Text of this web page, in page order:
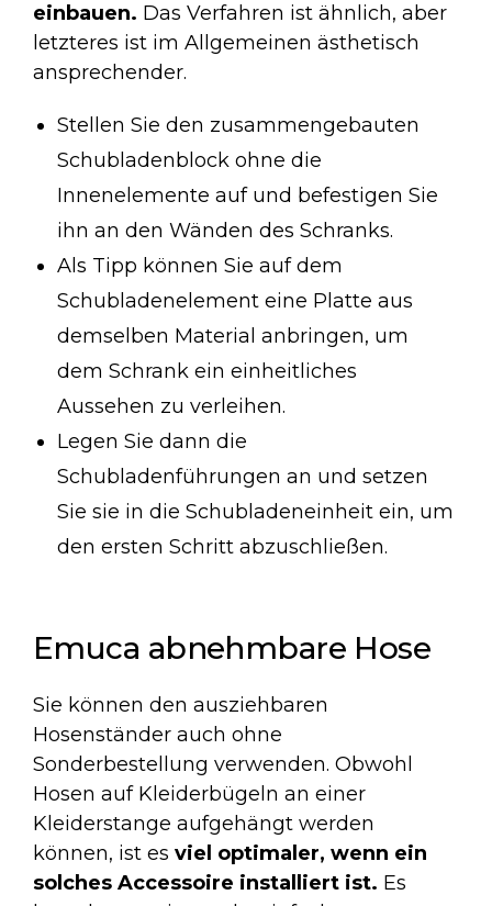
einbauen. Das Verfahren ist ähnlich, aber
letzteres ist im Allgemeinen ästhetisch
ansprechender.
Stellen Sie den zusammengebauten
Schubladenblock ohne die
Innenelemente auf und befestigen Sie
ihn an den Wänden des Schranks.
Als Tipp können Sie auf dem
Schubladenelement eine Platte aus
demselben Material anbringen, um
dem Schrank ein einheitliches
Aussehen zu verleihen.
Legen Sie dann die
Schubladenführungen an und setzen
Sie sie in die Schubladeneinheit ein, um
den ersten Schritt abzuschließen.
Emuca abnehmbare Hose
Sie können den ausziehbaren
Hosenständer auch ohne
Sonderbestellung verwenden. Obwohl
Hosen auf Kleiderbügeln an einer
Kleiderstange aufgehängt werden
können, ist es viel optimaler, wenn ein
solches Accessoire installiert ist. Es